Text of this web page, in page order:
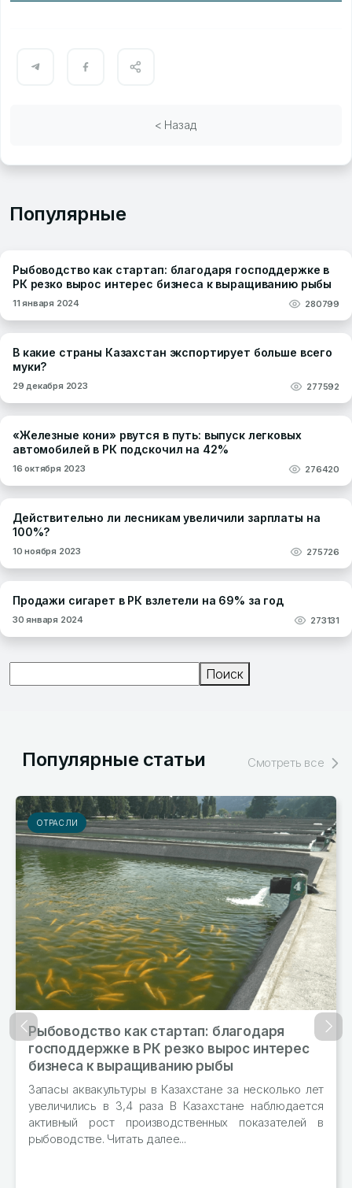
< Назад
Популярные
Рыбоводство как стартап: благодаря господдержке в
РК резко вырос интерес бизнеса к выращиванию рыбы
11 января 2024 280799
В какие страны Казахстан экспортирует больше всего
муки?
29 декабря 2023 277592
«Железные кони» рвутся в путь: выпуск легковых
автомобилей в РК подскочил на 42%
16 октября 2023 276420
Действительно ли лесникам увеличили зарплаты на
100%?
10 ноября 2023 275726
Продажи сигарет в РК взлетели на 69% за год
30 января 2024 273131
Поиск
Популярные статьи Смотреть все
ОТРАСЛИ
как стартап: благодаря
в РК резко вырос интерес
к выращиванию рыбы
аквакультуры в Казахстане за несколько лет
в 3,4 раза В Казахстане наблюдается
рост производственных показателей в
Читать далее...
В
Назад